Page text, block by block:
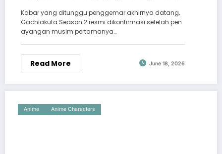
Kabar yang ditunggu penggemar akhirnya datang.
Gachiakuta Season 2 resmi dikonfirmasi setelah pen
ayangan musim pertamanya…
Read More June 18, 2026
Anime Anime Characters